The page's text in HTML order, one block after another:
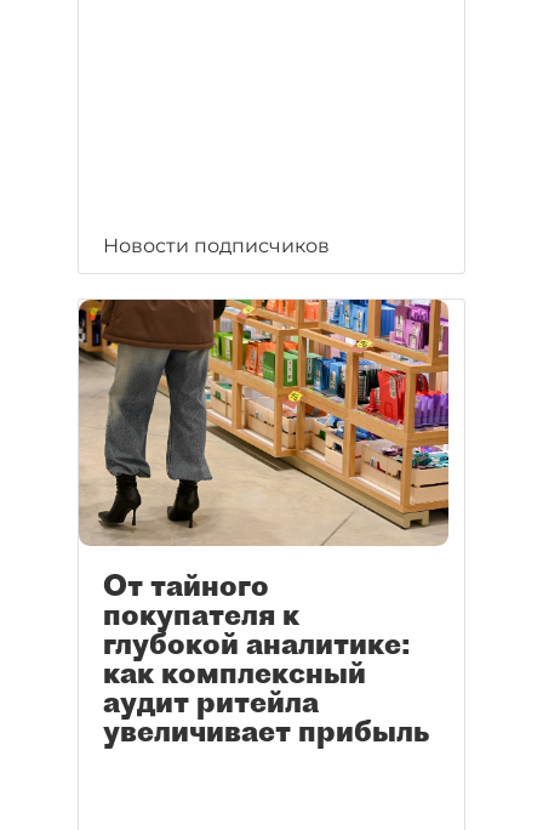
Новости подписчиков
От тайного
покупателя к
глубокой аналитике:
как комплексный
аудит ритейла
увеличивает прибыль